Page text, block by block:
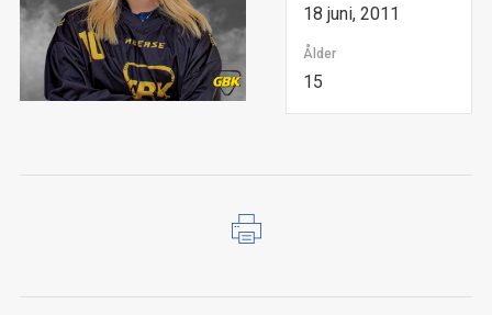
18 juni, 2011
Ålder
15